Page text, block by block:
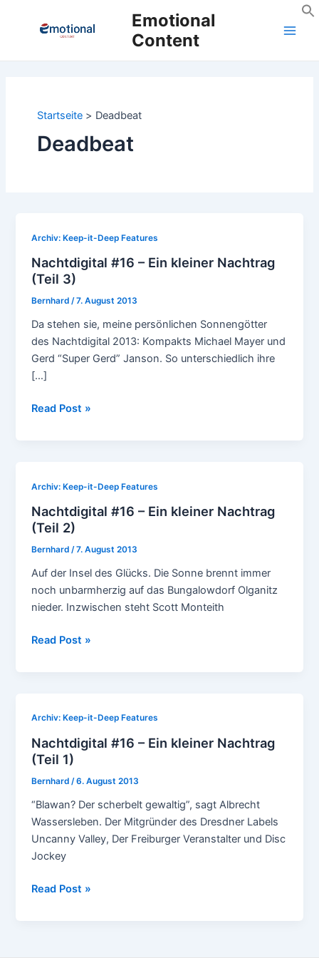
Emotional
Content
Startseite Deadbeat
Deadbeat
Archiv: Keep-it-Deep Features
Nachtdigital #16 – Ein kleiner Nachtrag
(Teil 3)
Bernhard/7. August 2013
Da stehen sie, meine persönlichen Sonnengötter
des Nachtdigital 2013: Kompakts Michael Mayer und
Gerd “Super Gerd” Janson. So unterschiedlich ihre
[…]
Nachtdigital
Nachtrag
(Teil
3)
Read Post »
Archiv: Keep-it-Deep Features
Nachtdigital #16 – Ein kleiner Nachtrag
(Teil 2)
Bernhard/7. August 2013
Auf der Insel des Glücks. Die Sonne brennt immer
noch unbarmherzig auf das Bungalowdorf Olganitz
nieder. Inzwischen steht Scott Monteith
Nachtdigital
Nachtrag
(Teil
2)
Read Post »
Archiv: Keep-it-Deep Features
Nachtdigital #16 – Ein kleiner Nachtrag
(Teil 1)
Bernhard/6. August 2013
“Blawan? Der scherbelt gewaltig”, sagt Albrecht
Wassersleben. Der Mitgründer des Dresdner Labels
Uncanny Valley, Der Freiburger Veranstalter und Disc
Jockey
Nachtdigital
Read Post »